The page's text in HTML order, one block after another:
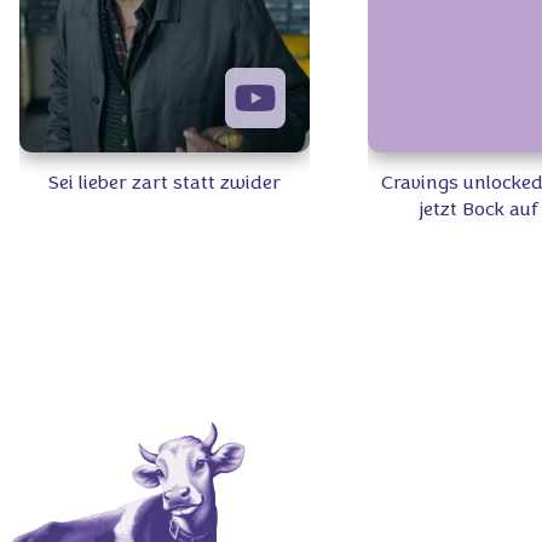
Sei lieber zart statt zwider
Cravings
jetzt Bock